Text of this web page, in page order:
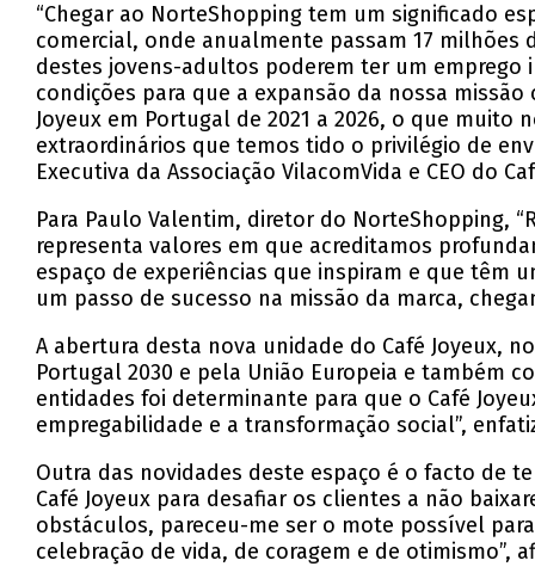
“Chegar ao NorteShopping tem um significado
comercial, onde anualmente passam 17
destes jovens-adultos poderem ter um
condições para que a expansão da nossa
Joyeux em Portugal de 2021 a 2026, o que
extraordinários que temos tido o privilégio de
Executiva da Associação VilacomVida e CEO do
Para Paulo Valentim, diretor do NorteShopping,
representa valores em que acreditamos
espaço de experiências que inspiram e que têm
um passo de sucesso na missão da marca,
A abertura desta nova unidade do Café Joyeux,
Portugal 2030 e pela União Europeia e também
entidades foi determinante para que o Café
empregabilidade e a transformação social”,
Outra das novidades deste espaço é o facto de
Café Joyeux para desafiar os clientes a não
obstáculos, pareceu-me ser o mote possível
celebração de vida, de coragem e de otimismo”,